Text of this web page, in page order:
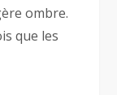
ombre.
que les